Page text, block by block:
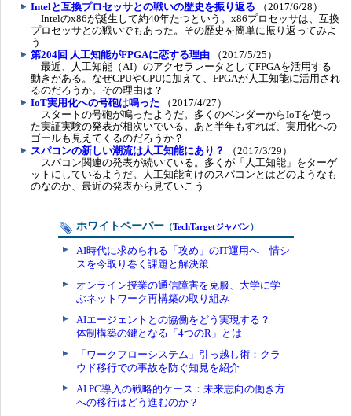
Intelと互換プロセッサとの戦いの歴史を振り返る （2017/6/28）
Intelのx86が誕生して約40年たつという。x86プロセッサは、互換
プロセッサとの戦いでもあった。その歴史を簡単に振り返ってみよ
う
第204回 人工知能がFPGAに恋する理由 （2017/5/25）
最近、人工知能（AI）のアクセラレータとしてFPGAを活用する
動きがある。なぜCPUやGPUに加えて、FPGAが人工知能に活用され
るのだろうか。その理由は？
IoT実用化への号砲は鳴った （2017/4/27）
スタートの号砲が鳴ったようだ。多くのベンダーからIoTを使っ
た実証実験の発表が相次いでいる。あと半年もすれば、実用化への
ゴールも見えてくるのだろうか？
スパコンの新しい潮流は人工知能にあり？
（2017/3/29）
スパコン関連の発表が続いている。多くが「人工知能」をターゲ
ットにしているようだ。人工知能向けのスパコンとはどのようなも
のなのか、最近の発表から見ていこう
ホワイトペーパー （TechTargetジャパン）
AI時代に求められる「攻め」のIT運用へ 情シ
スを今取り巻く課題と解決策
オンライン授業の通信障害を克服、大学に学
ぶネットワーク再構築の取り組み
AIエージェントとの協働をどう実現する？
体制構築の鍵となる「4つのR」とは
「ワークフローシステム」引っ越し術：クラ
ウド移行での事故を防ぐ知見を紹介
AI PC導入の戦略的ケース：未来志向の働き方
への移行はどう進むのか？